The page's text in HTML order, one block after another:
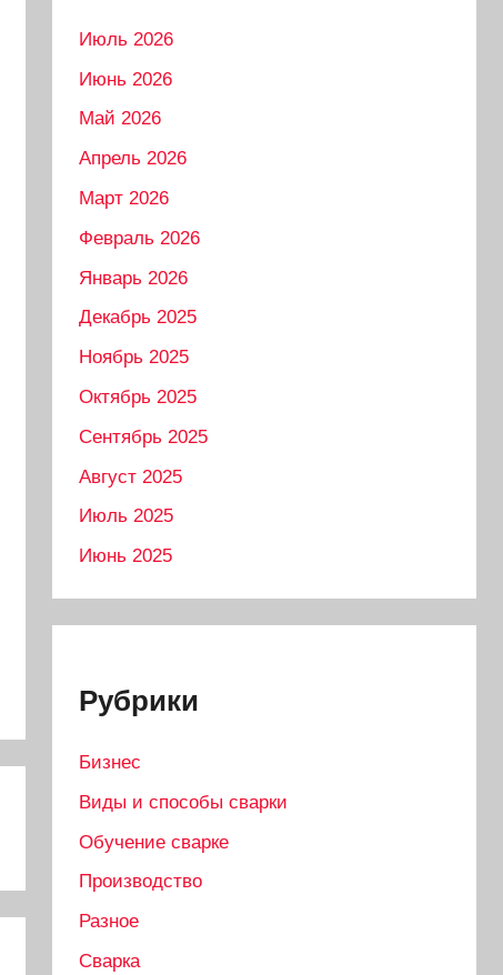
Июль 2026
Июнь 2026
Май 2026
Апрель 2026
Март 2026
Февраль 2026
Январь 2026
Декабрь 2025
Ноябрь 2025
Октябрь 2025
Сентябрь 2025
Август 2025
Июль 2025
Июнь 2025
Рубрики
Бизнес
Виды и способы сварки
Обучение сварке
Производство
Разное
Сварка